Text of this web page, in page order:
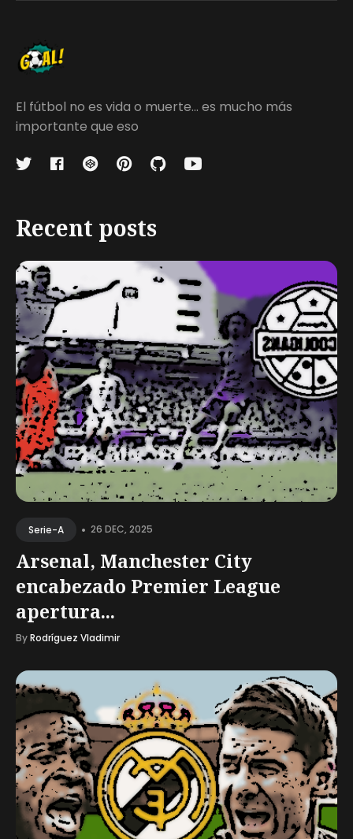
El fútbol no es vida o muerte... es mucho más
importante que eso
Recent posts
Serie-A • 26 DEC, 2025
Arsenal, Manchester City
encabezado Premier League
apertura...
ByRodríguez Vladimir